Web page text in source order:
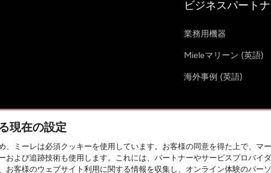
ビジネスパート
業務用機器
Mieleマリーン (英語)
海外事例 (英語)
護方針 利用規約
クッキー設定
現在の設定
、ミーレは必須クッキーを使用しています。お客様の同意を得た上で、マー
および追跡技術も使用します。これには、パートナーやサービスプロバイダ
お客様のウェブサイト利用に関する情報を収集し、オンライン体験のパーソ